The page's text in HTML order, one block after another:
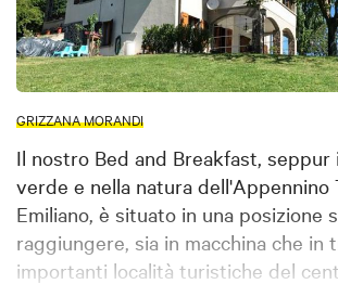
GRIZZANA MORANDI
Il nostro Bed and Breakfast, seppur
verde e nella natura dell'Appennino
Emiliano, è situato in una posizione
raggiungere, sia in macchina che in
importanti località turistiche del